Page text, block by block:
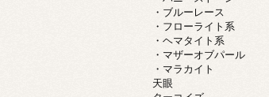
・ブルーレース
・フローライト系
・ヘマタイト系
・マザーオブパール
・マラカイト
天眼